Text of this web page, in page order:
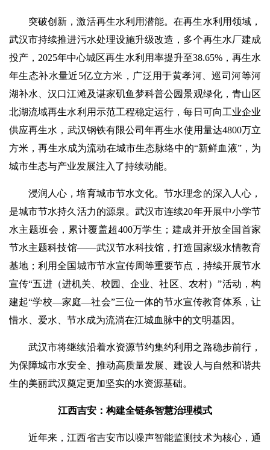
突破创新，激活再生水利用潜能。在再生水利用领域，
武汉市持续推进污水处理设施升级改造，多个再生水厂建成
投产，2025年中心城区再生水利用率提升至38.65%，再生水
年生态补水量近5亿立方米，广泛用于黄孝河、巡司河等河
湖补水、汉口江滩及谌家矶鱼梦科普公园景观绿化，青山区
北湖流域再生水利用示范工程稳定运行，每日可向工业企业
供应再生水，武汉钢铁有限公司年再生水使用量达4800万立
方米，再生水成为流动在城市生态脉络中的“新鲜血液”，为
城市生态与产业发展注入了持续动能。
浸润人心，培育城市节水文化。节水理念的深入人心，
是城市节水持久活力的源泉。武汉市连续20年开展中小学节
水主题班会，累计覆盖超400万学生；建成并开放全国首家
节水主题科技馆——武汉节水科技馆，打造国家级水情教育
基地；利用全国城市节水宣传周等重要节点，持续开展节水
宣传“五进（进机关、校园、企业、社区、农村）”活动，构
建起“学校—家庭—社会”三位一体的节水宣传教育体系，让
惜水、爱水、节水成为流淌在江城血脉中的文明基因。
武汉市将继续沿着水资源节约集约利用之路稳步前行，
为保障城市水安全、推动高质量发展、建设人与自然和谐共
生的美丽武汉奠定更加坚实的水资源基础。
江西吉安：构建全链条智慧治理模式
近年来，江西省吉安市以噪声智能监测技术为核心，通